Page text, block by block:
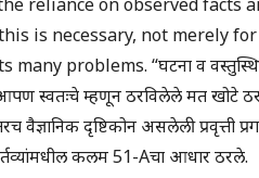
is necessary, not merely
problems. “घटना व वस्तुस्थिती
आपण स्वतःचे म्हणून ठरविलेले मत
वैज्ञानिक दृष्टिकोन असलेली प्रवृत्ती
कलम 51-Aचा आधार ठरले.